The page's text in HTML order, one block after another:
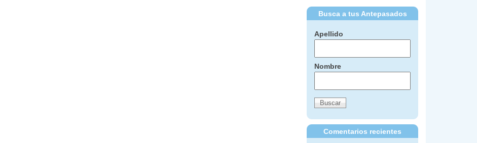
Busca a tus Antepasados
Apellido
Nombre
Comentarios recientes